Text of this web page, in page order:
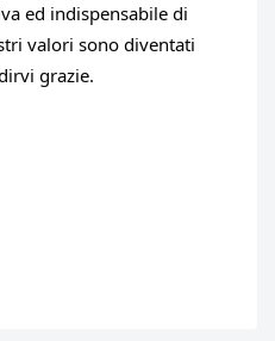
ed indispensabile di
valori sono diventati
grazie.